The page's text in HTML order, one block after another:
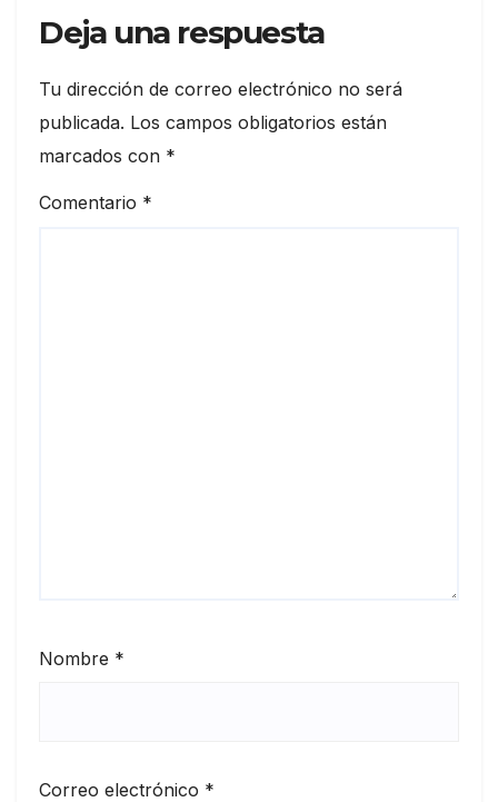
Deja una respuesta
Tu dirección de correo electrónico no será
publicada. Los campos obligatorios están
marcados con *
Comentario *
Nombre *
Correo electrónico *